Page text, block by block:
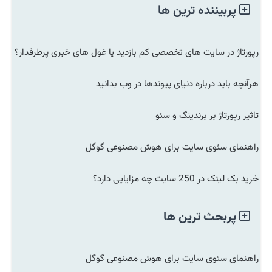
پربیننده ترین ها
رپورتاژ در سایت های تخصصی کم بازدید یا غول های خبری پرطرفدار؟
هرآنچه باید درباره دنیای پیوندها در وب بدانید
تاثیر رپورتاژ بر برندینگ و سئو
راهنمای سئوی سایت برای هوش مصنوعی گوگل
خرید بک لینک در 250 سایت چه مزایایی دارد؟
پربحث ترین ها
راهنمای سئوی سایت برای هوش مصنوعی گوگل